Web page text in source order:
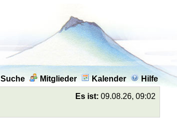
Suche Mitglieder Kalender Hilfe
Es ist: 09.08.26, 09:02